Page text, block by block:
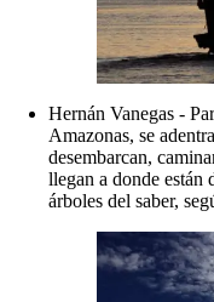
Hernán Vanegas -
Amazonas, se
desembarcan,
llegan a donde están
árboles del saber,